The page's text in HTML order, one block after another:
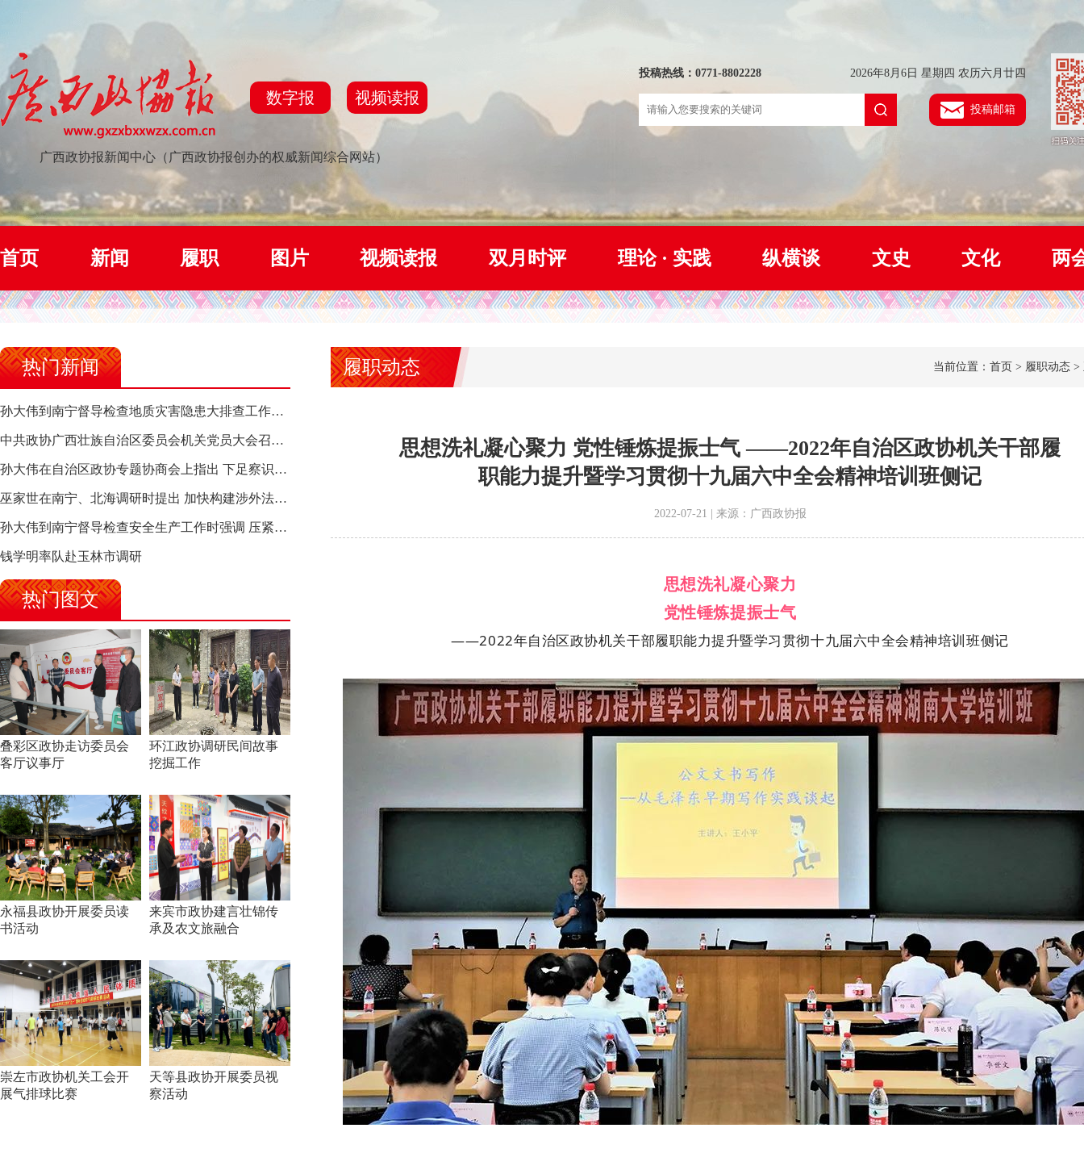
数字报 视频读报
广西政协报新闻中心（广西政协报创办的权威新闻综合网站）
投稿热线：0771-8802228 2026年8月6日 星期四 农历六月廿四
投稿邮箱
首页 新闻 履职 图片 视频读报 双月时评 理论 · 实践 纵横谈 文史 文化 两
热门新闻
孙大伟到南宁督导检查地质灾害隐患大排查工作时强调 筑牢地质灾害安全防线 全力保障人民群众生命财产安全
中共政协广西壮族自治区委员会机关党员大会召开 选举产生新一届机关党委、机关纪委
孙大伟在自治区政协专题协商会上指出 下足察识谋督之功 恪尽服务大局之责 助推有色金属、关键金属产业高质量发展
巫家世在南宁、北海调研时提出 加快构建涉外法律供给集群 护航向海经济高质量发展
孙大伟到南宁督导检查安全生产工作时强调 压紧压实责任 狠抓隐患整治 坚决筑牢安全生产防线
钱学明率队赴玉林市调研
热门图文
叠彩区政协走访委员会
客厅议事厅
环江政协调研民间故事
挖掘工作
永福县政协开展委员读
书活动
来宾市政协建言壮锦传
承及农文旅融合
崇左市政协机关工会开
展气排球比赛
天等县政协开展委员视
察活动
履职动态 当前位置：首页 > 履职动态 >
思想洗礼凝心聚力 党性锤炼提振士气 ——2022年自治区政协机关干部履
职能力提升暨学习贯彻十九届六中全会精神培训班侧记
2022-07-21 | 来源：广西政协报
思想洗礼凝心聚力
党性锤炼提振士气
——2022年自治区政协机关干部履职能力提升暨学习贯彻十九届六中全会精神培训班侧记